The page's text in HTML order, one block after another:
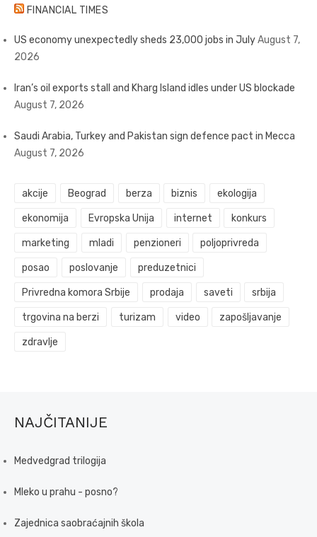
FINANCIAL TIMES
US economy unexpectedly sheds 23,000 jobs in JulyAugust 7,
2026
Iran’s oil exports stall and Kharg Island idles under US blockade
August 7, 2026
Saudi Arabia, Turkey and Pakistan sign defence pact in Mecca
August 7, 2026
akcije Beograd berza biznis ekologija
ekonomija Evropska Unija internet konkurs
marketing mladi penzioneri poljoprivreda
posao poslovanje preduzetnici
Privredna komora Srbije prodaja saveti srbija
trgovina na berzi turizam video zapošljavanje
zdravlje
NAJČITANIJE
Medvedgrad trilogija
Mleko u prahu - posno?
Zajednica saobraćajnih škola